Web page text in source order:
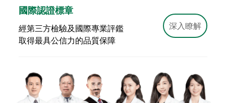
國際認證標章
經第三方檢驗及國際專業評鑑
取得最具公信力的品質保障
深入瞭解